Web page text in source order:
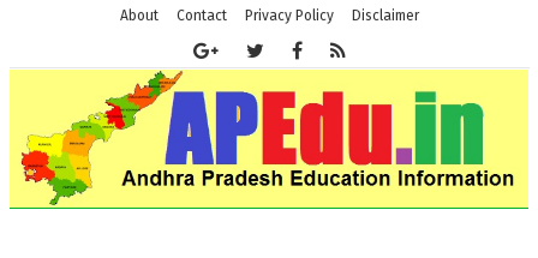
About Contact Privacy Policy Disclaimer